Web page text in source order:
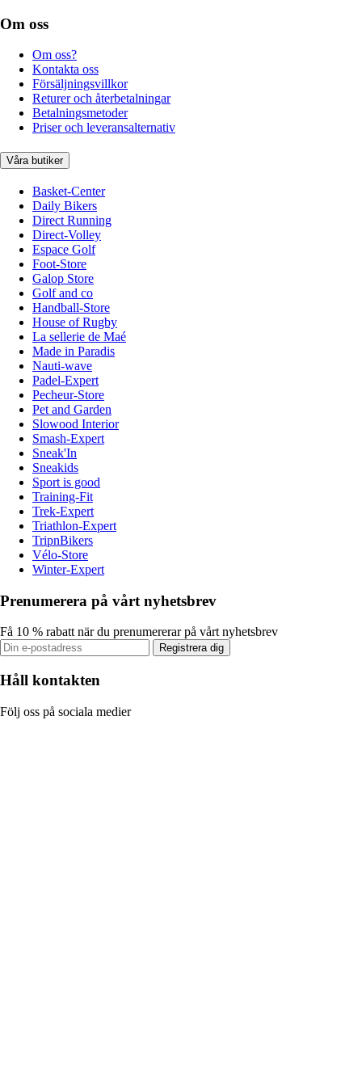
Om oss
Om oss?
Kontakta oss
Försäljningsvillkor
Returer och återbetalningar
Betalningsmetoder
Priser och leveransalternativ
Våra butiker
Basket-Center
Daily Bikers
Direct Running
Direct-Volley
Espace Golf
Foot-Store
Galop Store
Golf and co
Handball-Store
House of Rugby
La sellerie de Maé
Made in Paradis
Nauti-wave
Padel-Expert
Pecheur-Store
Pet and Garden
Slowood Interior
Smash-Expert
Sneak'In
Sneakids
Sport is good
Training-Fit
Trek-Expert
Triathlon-Expert
TripnBikers
Vélo-Store
Winter-Expert
Prenumerera på vårt nyhetsbrev
Få 10 % rabatt när du prenumererar på vårt nyhetsbrev
Registrera dig
Håll kontakten
Följ oss på sociala medier